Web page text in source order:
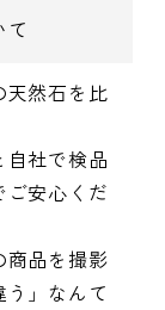
て
然石を比
社で検品
安心くだ
品を撮影
」なんて